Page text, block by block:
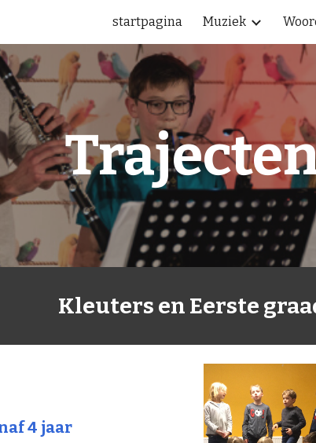
Skip to main content Skip
startpagina Muziek
Kleuters en Eerste
4 jaar